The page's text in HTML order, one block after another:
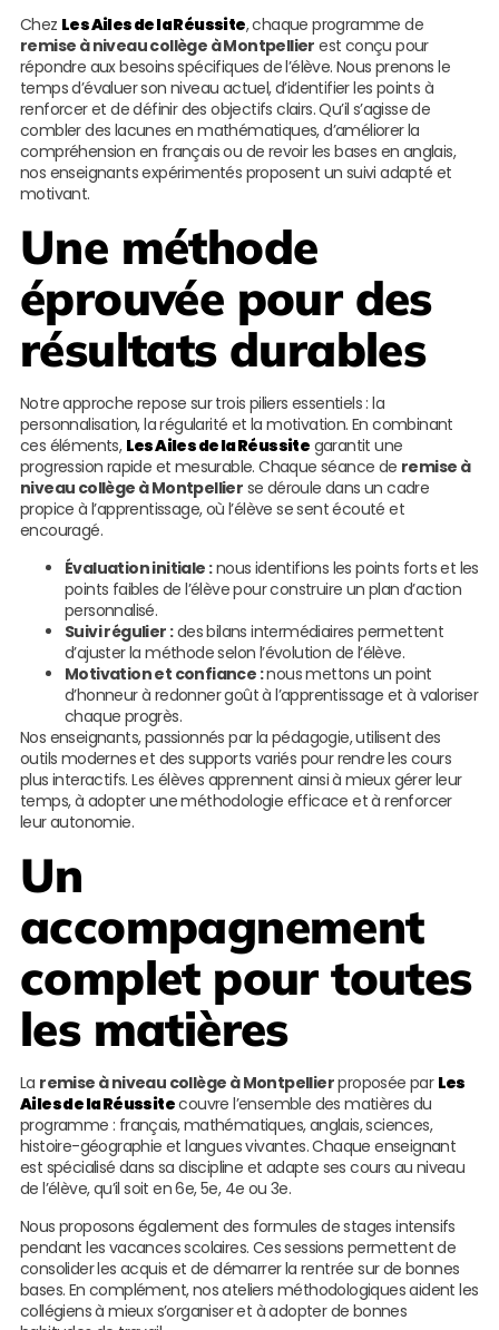
Chez Les Ailes de la Réussite, chaque programme de
remise à niveau collège à Montpellier est conçu pour
répondre aux besoins spécifiques de l’élève. Nous prenons le
temps d’évaluer son niveau actuel, d’identifier les points à
renforcer et de définir des objectifs clairs. Qu’il s’agisse de
combler des lacunes en mathématiques, d’améliorer la
compréhension en français ou de revoir les bases en anglais,
nos enseignants expérimentés proposent un suivi adapté et
motivant.
Une méthode
éprouvée pour des
résultats durables
Notre approche repose sur trois piliers essentiels : la
personnalisation, la régularité et la motivation. En combinant
ces éléments, Les Ailes de la Réussite garantit une
progression rapide et mesurable. Chaque séance de remise à
niveau collège à Montpellier se déroule dans un cadre
propice à l’apprentissage, où l’élève se sent écouté et
encouragé.
Évaluation initiale :nous identifions les points forts et les
points faibles de l’élève pour construire un plan d’action
personnalisé.
Suivi régulier :des bilans intermédiaires permettent
d’ajuster la méthode selon l’évolution de l’élève.
Motivation et confiance :nous mettons un point
d’honneur à redonner goût à l’apprentissage et à valoriser
chaque progrès.
Nos enseignants, passionnés par la pédagogie, utilisent des
outils modernes et des supports variés pour rendre les cours
plus interactifs. Les élèves apprennent ainsi à mieux gérer leur
temps, à adopter une méthodologie efficace et à renforcer
leur autonomie.
Un
accompagnement
complet pour toutes
les matières
La remise à niveau collège à Montpellierproposée par Les
Ailes de la Réussitecouvre l’ensemble des matières du
programme : français, mathématiques, anglais, sciences,
histoire-géographie et langues vivantes. Chaque enseignant
est spécialisé dans sa discipline et adapte ses cours au niveau
de l’élève, qu’il soit en 6e, 5e, 4e ou 3e.
Nous proposons également des formules de stages intensifs
pendant les vacances scolaires. Ces sessions permettent de
consolider les acquis et de démarrer la rentrée sur de bonnes
bases. En complément, nos ateliers méthodologiques aident les
collégiens à mieux s’organiser et à adopter de bonnes